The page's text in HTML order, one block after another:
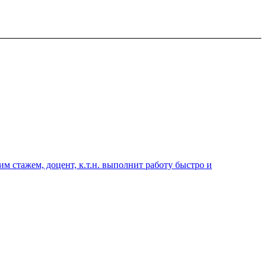
стажем, доцент, к.т.н. выполнит работу быстро и